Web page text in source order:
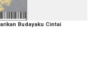
Budayaku Cintai